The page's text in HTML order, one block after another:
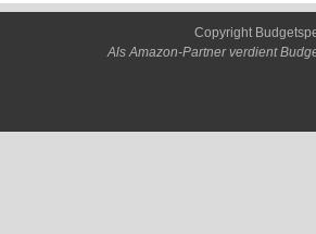
Copyright
Als Amazon-Partner verdient